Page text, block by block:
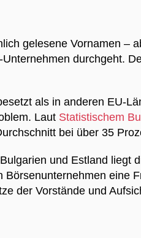
gelesene Vornamen –
durchgeht.
als in anderen EU-
Laut Statistischem
bei über 35
und Estland liegt
eine
der Vorstände und